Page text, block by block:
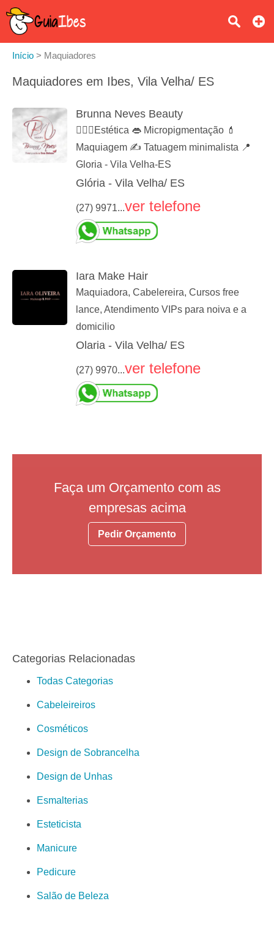
Início > Maquiadores
Maquiadores em Ibes, Vila Velha/ ES
Brunna Neves Beauty
💆🏻‍♀️Estética 👄 Micropigmentação 💄
Maquiagem ✍️ Tatuagem minimalista 📍
Gloria - Vila Velha-ES
Glória - Vila Velha/ ES
(27) 9971...ver telefone
Iara Make Hair
Maquiadora, Cabelereira, Cursos free
lance, Atendimento VIPs para noiva e a
domicilio
Olaria - Vila Velha/ ES
(27) 9970...ver telefone
Faça um Orçamento com as
empresas acima
Pedir Orçamento
Categorias Relacionadas
Todas Categorias
Cabeleireiros
Cosméticos
Design de Sobrancelha
Design de Unhas
Esmalterias
Esteticista
Manicure
Pedicure
Salão de Beleza